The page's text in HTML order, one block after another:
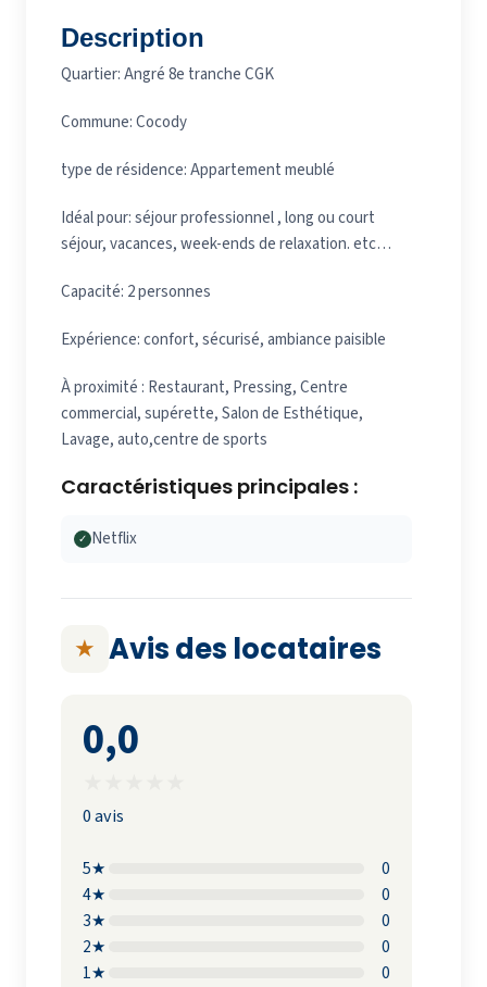
Description
Quartier: Angré 8e tranche CGK
Commune: Cocody
type de résidence: Appartement meublé
Idéal pour: séjour professionnel , long ou court
séjour, vacances, week-ends de relaxation. etc…
Capacité: 2 personnes
Expérience: confort, sécurisé, ambiance paisible
À proximité : Restaurant, Pressing, Centre
commercial, supérette, Salon de Esthétique,
Lavage, auto,centre de sports
Caractéristiques principales :
✓ Netflix
★ Avis des locataires
0,0
0 avis
5★
0
4★
0
3★
0
2★
0
1★
0